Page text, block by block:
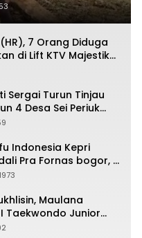
7 Orang Diduga
di Lift KTV Majestik
Hukum JAP
Sergai Turun Tinjau
4 Desa Sei Periuk
Indonesia Kepri
Pra Fornas bogor, 3
1973
Maulana
Taekwondo Junior
Championship 2026